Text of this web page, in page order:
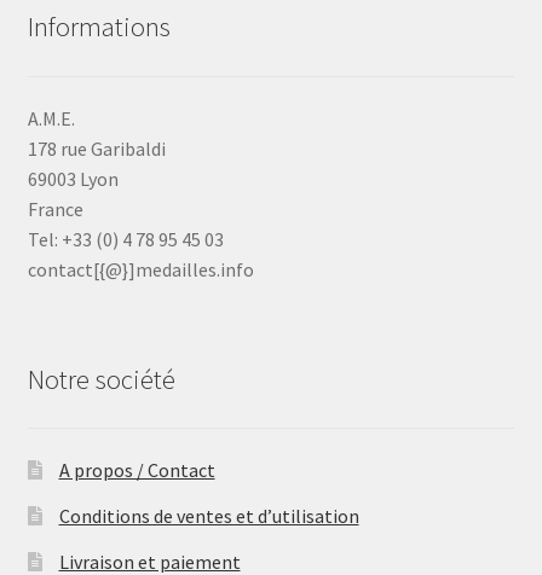
Informations
A.M.E.
178 rue Garibaldi
69003 Lyon
France
Tel: +33 (0) 4 78 95 45 03
contact[{@}]medailles.info
Notre société
A propos / Contact
Conditions de ventes et d’utilisation
Livraison et paiement